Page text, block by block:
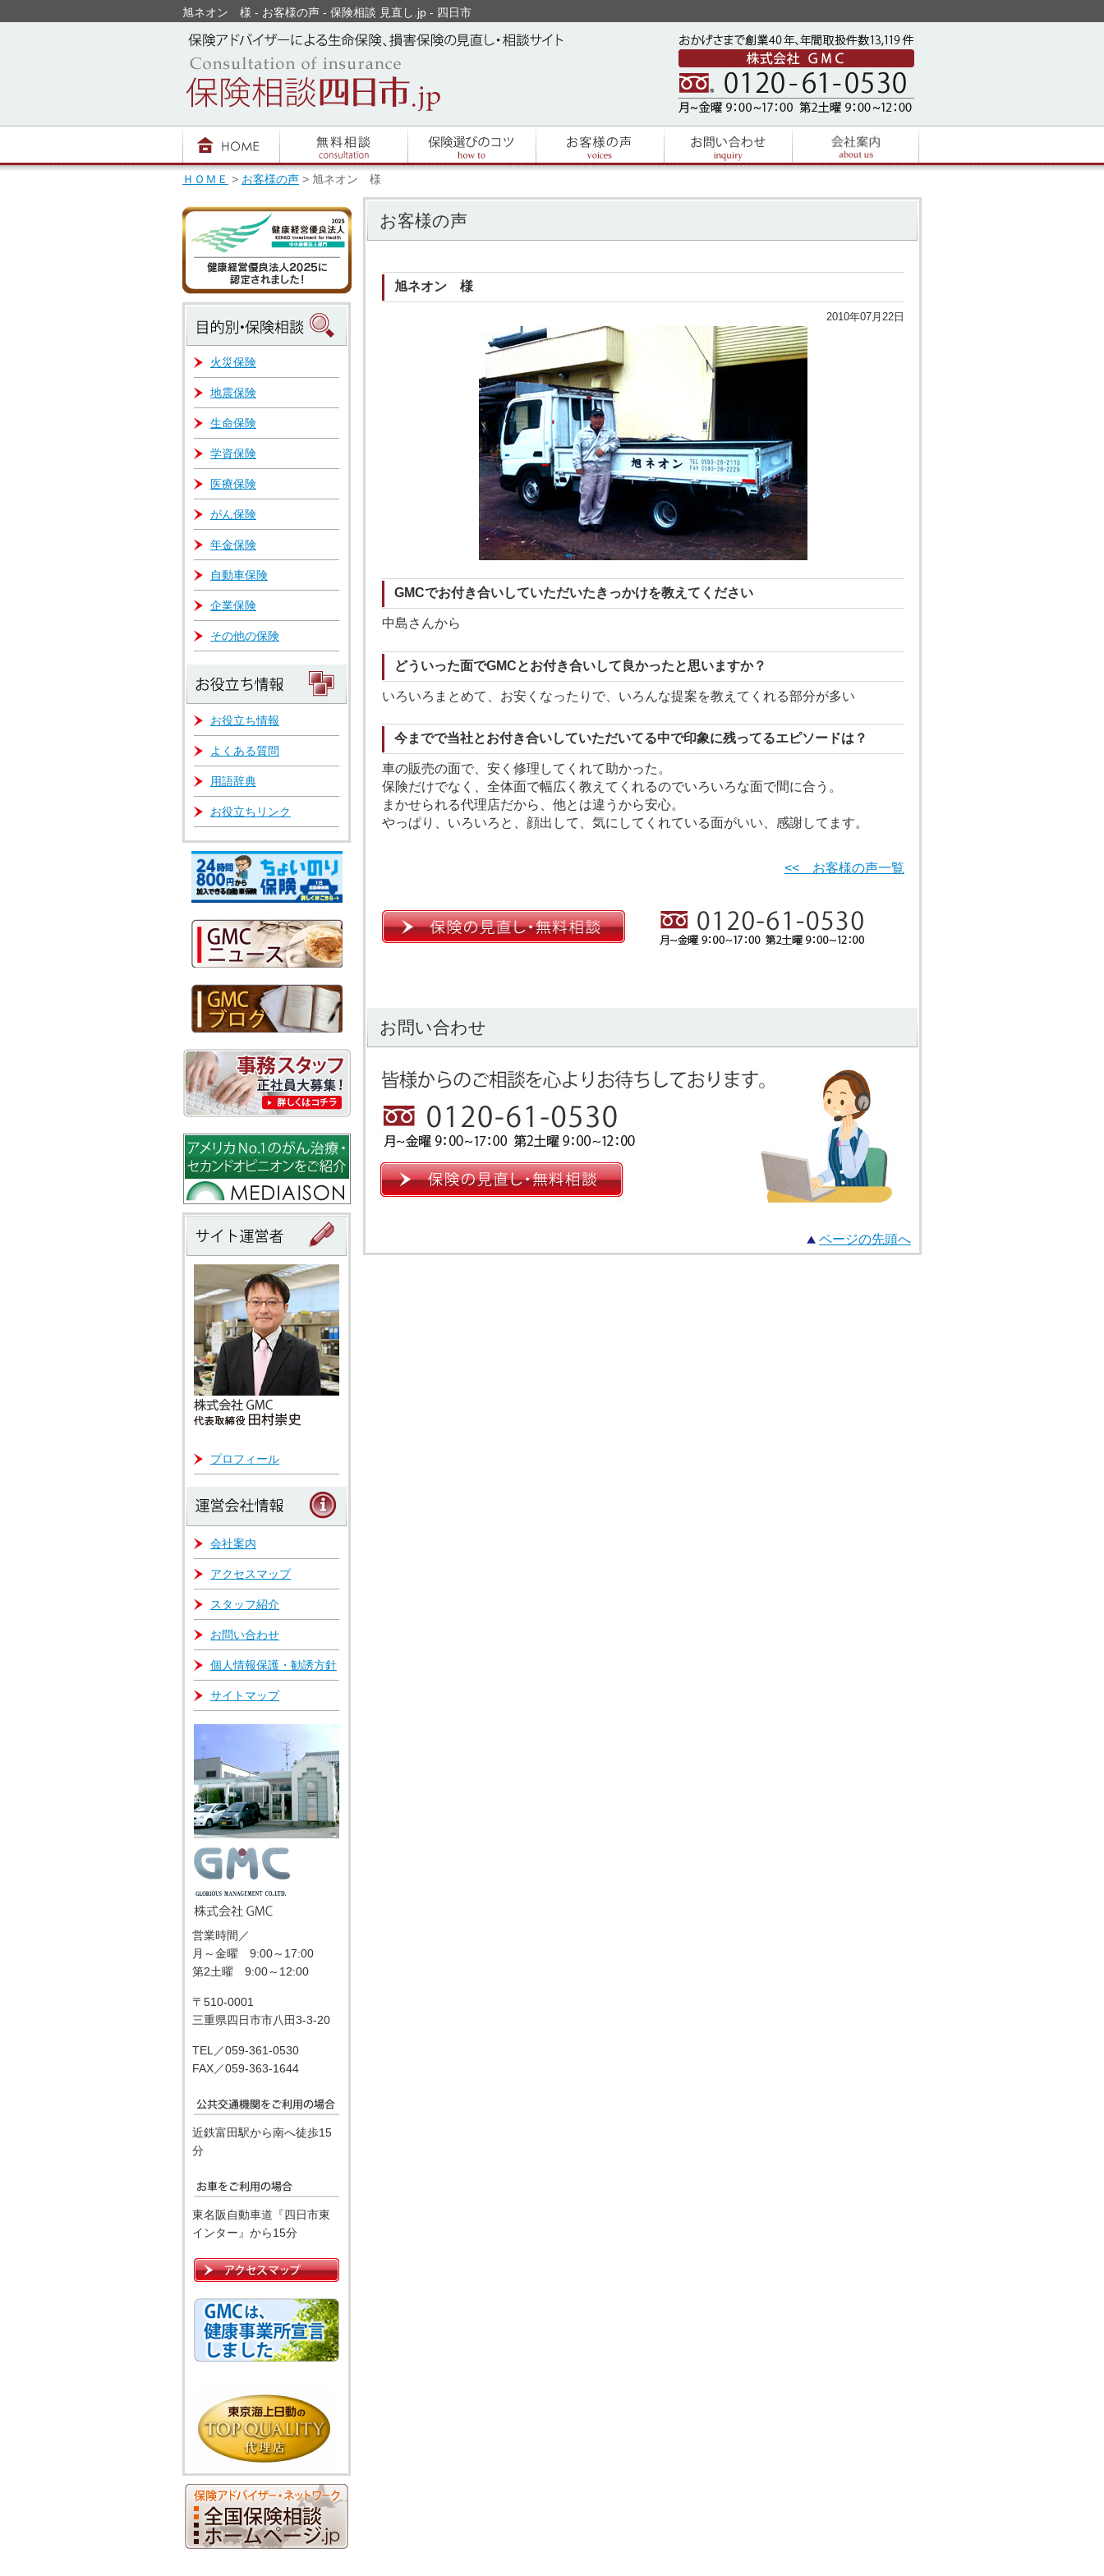
旭ネオン 様 - お客様の声 - 保険相談 見直し.jp - 四日市
ＨＯＭＥ > お客様の声 > 旭ネオン 様
お客様の声
旭ネオン 様
2010年07月22日
GMCでお付き合いしていただいたきっかけを教えてください
中島さんから
どういった面でGMCとお付き合いして良かったと思いますか？
いろいろまとめて、お安くなったりで、いろんな提案を教えてくれる部分が多い
今までで当社とお付き合いしていただいてる中で印象に残ってるエピソードは？
車の販売の面で、安く修理してくれて助かった。
保険だけでなく、全体面で幅広く教えてくれるのでいろいろな面で間に合う。
まかせられる代理店だから、他とは違うから安心。
やっぱり、いろいろと、顔出して、気にしてくれている面がいい、感謝してます。
<< お客様の声一覧
お問い合わせ
ページの先頭へ
火災保険
地震保険
生命保険
学資保険
医療保険
がん保険
年金保険
自動車保険
企業保険
その他の保険
お役立ち情報
よくある質問
用語辞典
お役立ちリンク
プロフィール
会社案内
アクセスマップ
スタッフ紹介
お問い合わせ
個人情報保護・勧誘方針
サイトマップ
営業時間／
月～金曜 9:00～17:00
第2土曜 9:00～12:00
〒510-0001
三重県四日市市八田3-3-20
TEL／059-361-0530
FAX／059-363-1644
近鉄富田駅から南へ徒歩15
分
東名阪自動車道『四日市東
インター』から15分